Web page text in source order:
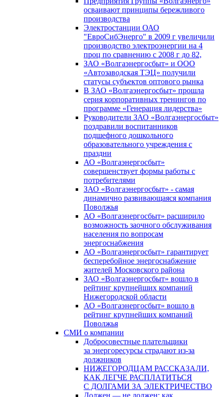
осваивают принципы бережливого
производства
Электростанции ОАО
"ЕвроСибЭнерго" в 2009 г увеличили
производство электроэнергии на 4
проц по сравнению с 2008 г до 82,
ЗАО «Волгаэнергосбыт» и ООО
«Автозаводская ТЭЦ» получили
статусы субъектов оптового рынка
В ЗАО «Волгаэнергосбыт» прошла
серия корпоративных тренингов по
программе «Генерация лидерства»
Руководители ЗАО «Волгаэнергосбыт»
поздравили воспитанников
подшефного дошкольного
образовательного учреждения с
праздни
АО «Волгаэнергосбыт»
совершенствует формы работы с
потребителями
ЗАО «Волгаэнергосбыт» - самая
динамично развивающаяся компания
Поволжья
АО «Волгаэнергосбыт» расширило
возможность заочного обслуживания
населения по вопросам
энергоснабжения
АО «Волгаэнергосбыт» гарантирует
бесперебойное энергоснабжение
жителей Московского района
ЗАО «Волгаэнергосбыт» вошло в
рейтинг крупнейших компаний
Нижегородской области
АО «Волгаэнергосбыт» вошло в
рейтинг крупнейших компаний
Поволжья
СМИ о компании
Добросовестные плательщики
за энергоресурсы страдают из-за
должников
НИЖЕГОРОДЦАМ РАССКАЗАЛИ,
КАК ЛЕГЧЕ РАСПЛАТИТЬСЯ
С ДОЛГАМИ ЗА ЭЛЕКТРИЧЕСТВО